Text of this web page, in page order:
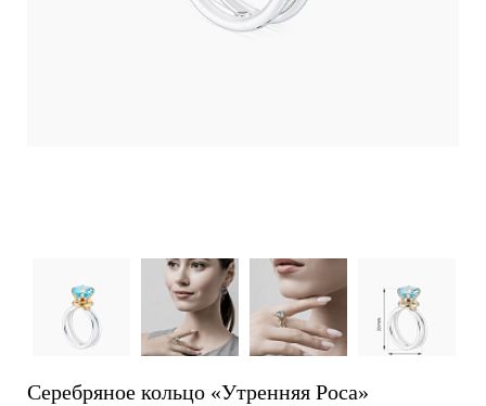
Серебряное кольцо «Утренняя Роса»